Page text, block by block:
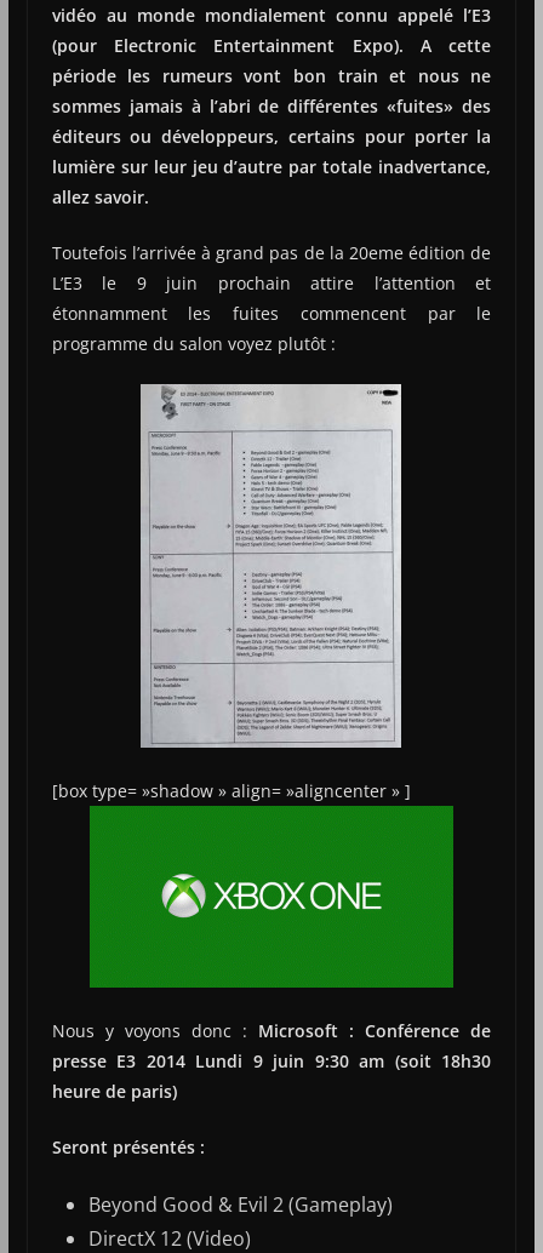
vidéo au monde mondialement connu appelé l’E3
(pour Electronic Entertainment Expo). A cette
période les rumeurs vont bon train et nous ne
sommes jamais à l’abri de différentes «fuites» des
éditeurs ou développeurs, certains pour porter la
lumière sur leur jeu d’autre par totale inadvertance,
allez savoir.
Toutefois l’arrivée à grand pas de la 20eme édition de
L’E3 le 9 juin prochain attire l’attention et
étonnamment les fuites commencent par le
programme du salon voyez plutôt :
[box type= »shadow » align= »aligncenter » ]
Nous y voyons donc : Microsoft : Conférence de
presse E3 2014 Lundi 9 juin 9:30 am (soit 18h30
heure de paris)
Seront présentés :
Beyond Good & Evil 2 (Gameplay)
DirectX 12 (Video)